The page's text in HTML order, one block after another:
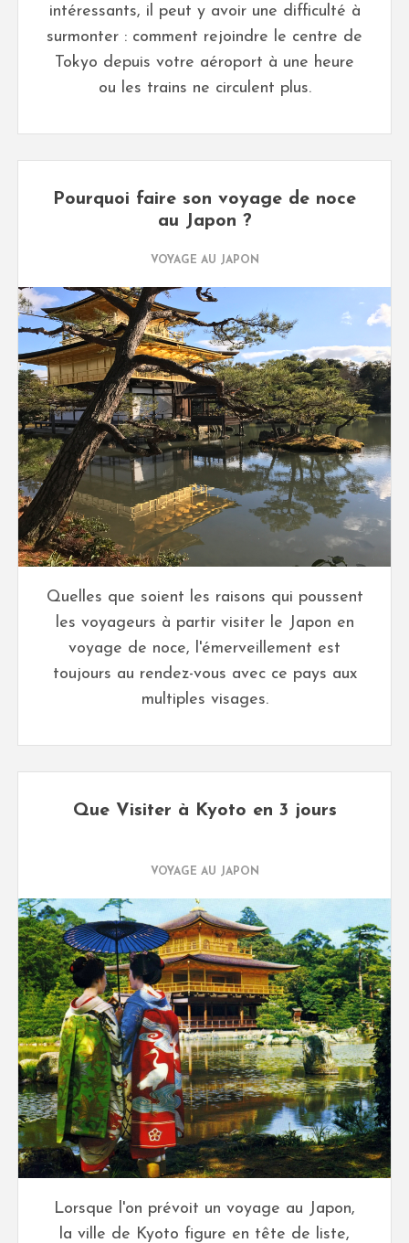
intéressants, il peut y avoir une difficulté à
surmonter : comment rejoindre le centre de
Tokyo depuis votre aéroport à une heure
ou les trains ne circulent plus.
Pourquoi faire son voyage de noce
au Japon ?
VOYAGE AU JAPON
Quelles que soient les raisons qui poussent
les voyageurs à partir visiter le Japon en
voyage de noce, l'émerveillement est
toujours au rendez-vous avec ce pays aux
multiples visages.
Que Visiter à Kyoto en 3 jours
VOYAGE AU JAPON
Lorsque l'on prévoit un voyage au Japon,
la ville de Kyoto figure en tête de liste,